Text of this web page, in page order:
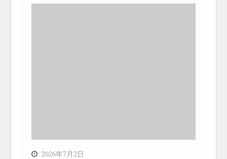
2026年7月2日